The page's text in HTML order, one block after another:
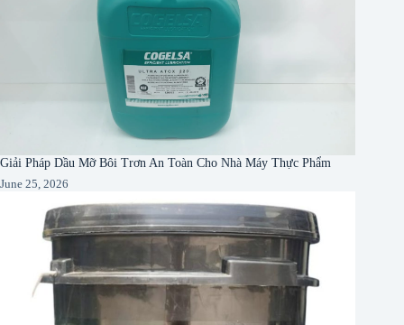
Giải Pháp Dầu Mỡ Bôi Trơn An Toàn Cho Nhà Máy Thực Phẩm
June 25, 2026